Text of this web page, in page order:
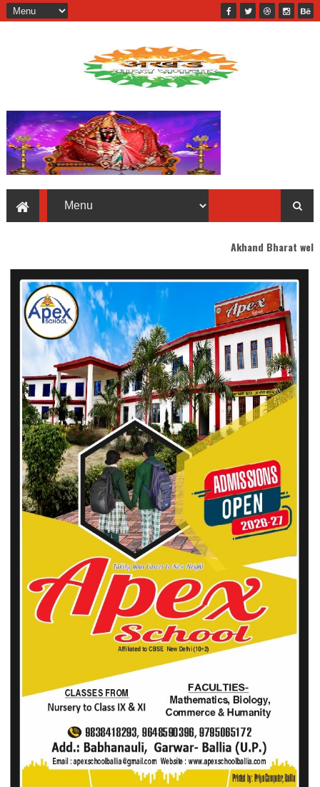
Akhand Bharat welcomes you